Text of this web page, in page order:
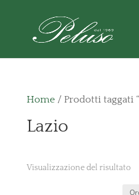
Home/ Prodotti taggati
Lazio
Visualizzazione del risultato